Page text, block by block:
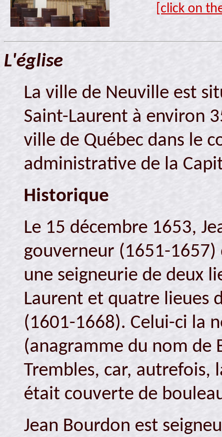
[click on
L'église
La ville de Neuville est
Saint-Laurent à environ
ville de Québec dans le
administrative de la
Historique
Le 15 décembre 1653,
gouverneur (1651-1657)
une seigneurie de deux
Laurent et quatre lieues
(1601-1668). Celui-ci la
(anagramme du nom de
Trembles, car, autrefois,
était couverte de
Jean Bourdon est